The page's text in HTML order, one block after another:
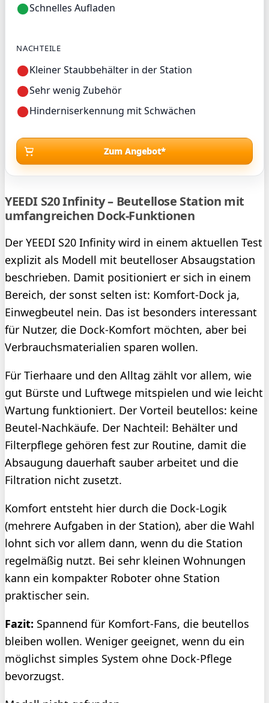
Schnelles Aufladen
NACHTEILE
Kleiner Staubbehälter in der Station
Sehr wenig Zubehör
Hinderniserkennung mit Schwächen
Zum Angebot*
YEEDI S20 Infinity – Beutellose Station mit
umfangreichen Dock-Funktionen
Der YEEDI S20 Infinity wird in einem aktuellen Test
explizit als Modell mit beutelloser Absaugstation
beschrieben. Damit positioniert er sich in einem
Bereich, der sonst selten ist: Komfort-Dock ja,
Einwegbeutel nein. Das ist besonders interessant
für Nutzer, die Dock-Komfort möchten, aber bei
Verbrauchsmaterialien sparen wollen.
Für Tierhaare und den Alltag zählt vor allem, wie
gut Bürste und Luftwege mitspielen und wie leicht
Wartung funktioniert. Der Vorteil beutellos: keine
Beutel-Nachkäufe. Der Nachteil: Behälter und
Filterpflege gehören fest zur Routine, damit die
Absaugung dauerhaft sauber arbeitet und die
Filtration nicht zusetzt.
Komfort entsteht hier durch die Dock-Logik
(mehrere Aufgaben in der Station), aber die Wahl
lohnt sich vor allem dann, wenn du die Station
regelmäßig nutzt. Bei sehr kleinen Wohnungen
kann ein kompakter Roboter ohne Station
praktischer sein.
Fazit: Spannend für Komfort-Fans, die beutellos
bleiben wollen. Weniger geeignet, wenn du ein
möglichst simples System ohne Dock-Pflege
bevorzugst.